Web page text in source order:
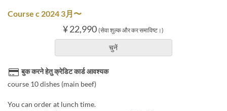
Course c 2024 3月〜
¥ 22,990 (सेवा शुल्क और कर समाविष्ट।)
चुनें
बुक करने हेतु क्रेडिट कार्ड आवश्यक
course 10 dishes (main beef)
You can order at lunch time.